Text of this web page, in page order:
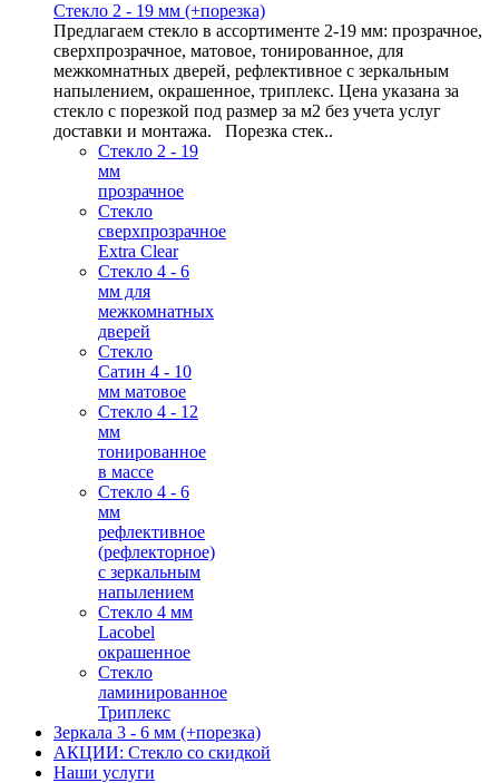
Стекло 2 - 19 мм (+порезка)
Предлагаем стекло в ассортименте 2-19 мм: прозрачное,
сверхпрозрачное, матовое, тонированное, для
межкомнатных дверей, рефлективное с зеркальным
напылением, окрашенное, триплекс. Цена указана за
стекло с порезкой под размер за м2 без учета услуг
доставки и монтажа. Порезка стек..
Стекло 2 - 19
мм
прозрачное
Стекло
сверхпрозрачное
Extra Clear
Стекло 4 - 6
мм для
межкомнатных
дверей
Стекло
Сатин 4 - 10
мм матовое
Стекло 4 - 12
мм
тонированное
в массе
Стекло 4 - 6
мм
рефлективное
(рефлекторное)
с зеркальным
напылением
Стекло 4 мм
Lacobel
окрашенное
Стекло
ламинированное
Триплекс
Зеркала 3 - 6 мм (+порезка)
АКЦИИ: Стекло со скидкой
Наши услуги